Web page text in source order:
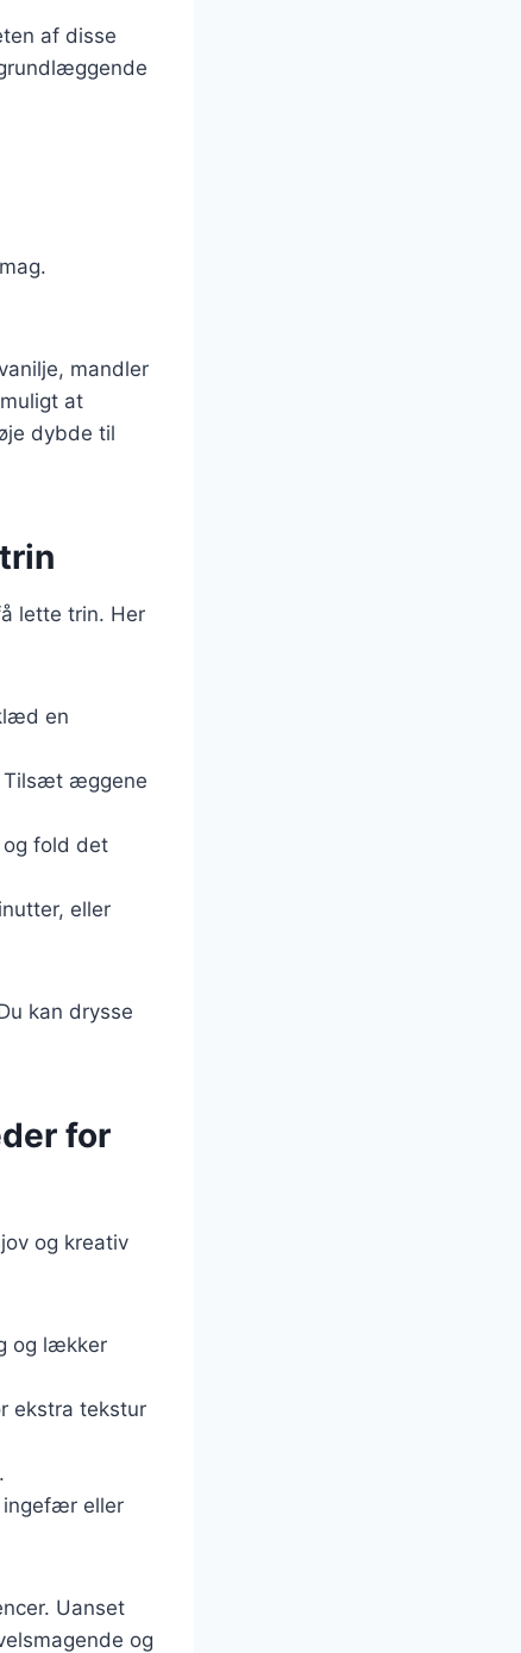
af disse
mandler
at
dybde til
lette trin. Her
en
Tilsæt æggene
og fold det
eller
kan drysse
for
og kreativ
og lækker
ekstra tekstur
ingefær eller
Uanset
og